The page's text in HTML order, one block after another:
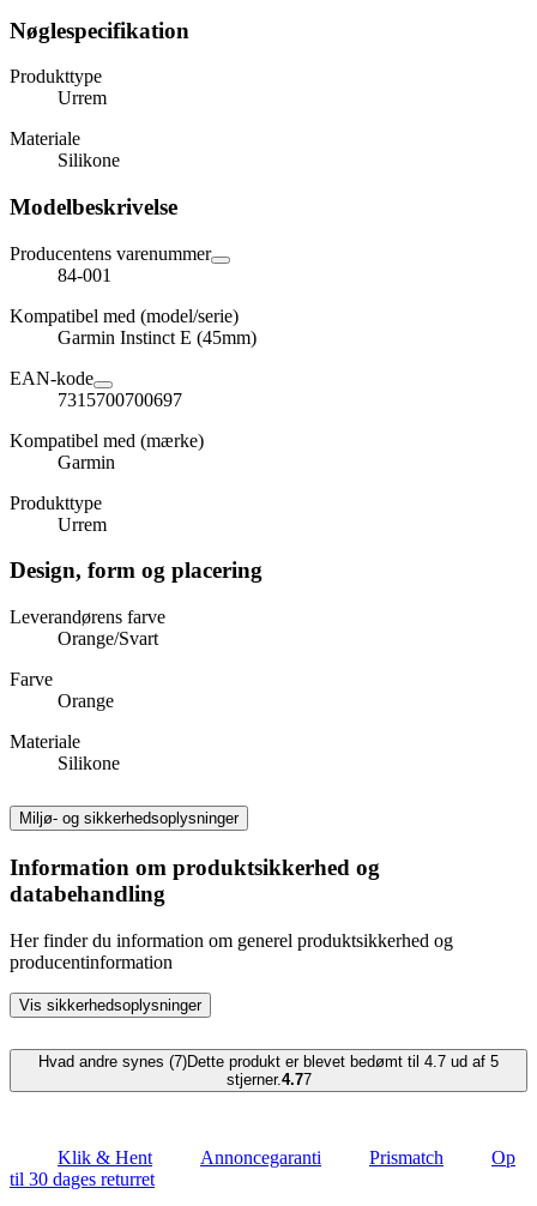
Nøglespecifikation
Produkttype
Urrem
Materiale
Silikone
Modelbeskrivelse
Producentens varenummer
84-001
Kompatibel med (model/serie)
Garmin Instinct E (45mm)
EAN-kode
7315700700697
Kompatibel med (mærke)
Garmin
Produkttype
Urrem
Design, form og placering
Leverandørens farve
Orange/Svart
Farve
Orange
Materiale
Silikone
Miljø- og sikkerhedsoplysninger
Information om produktsikkerhed og
databehandling
Her finder du information om generel produktsikkerhed og
producentinformation
Vis sikkerhedsoplysninger
Hvad andre synes (7)Dette produkt er blevet bedømt til 4.7 ud af 5
stjerner.4.77
Klik & Hent Annoncegaranti Prismatch
Op
til 30 dages returret